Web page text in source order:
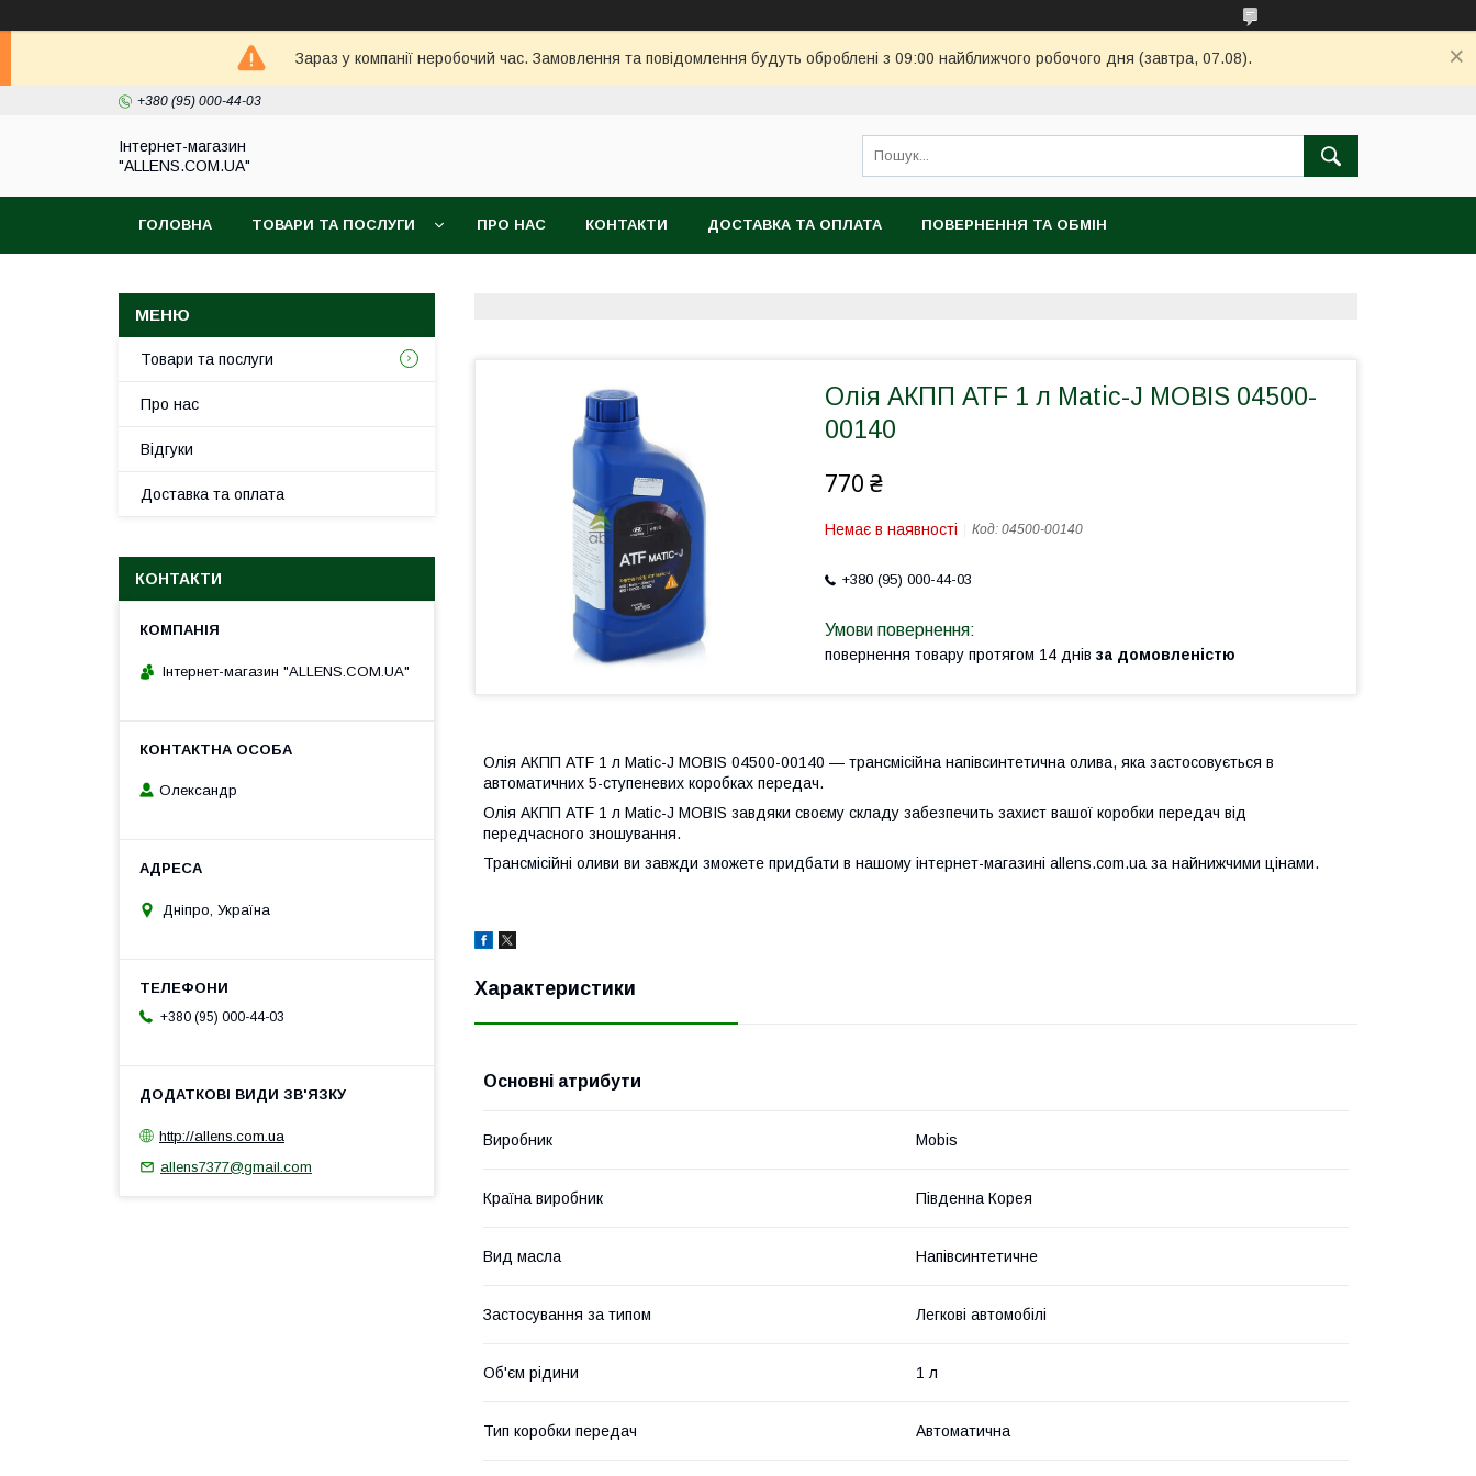
Зараз у компанії неробочий час. Замовлення та повідомлення будуть оброблені з 09:00 найближчого робочого дня (завтра, 07.08).
+380 (95) 000-44-03
Інтернет-магазин
"ALLENS.COM.UA"
ГОЛОВНА ТОВАРИ ТА ПОСЛУГИ ПРО НАС КОНТАКТИ ДОСТАВКА ТА ОПЛАТА ПОВЕРНЕННЯ ТА ОБМІН
Олія АКПП ATF 1 л Matic-J MOBIS 04500-
00140
770 ₴
Немає в наявності Код: 04500-00140
+380 (95) 000-44-03
повернення товару протягом 14 днів за домовленістю
Олія АКПП ATF 1 л Matic-J MOBIS 04500-00140 — трансмісійна напівсинтетична олива, яка застосовується в
автоматичних 5-ступеневих коробках передач.
Олія АКПП ATF 1 л Matic-J MOBIS завдяки своєму складу забезпечить захист вашої коробки передач від
передчасного зношування.
Трансмісійні оливи ви завжди зможете придбати в нашому інтернет-магазині allens.com.ua за найнижчими цінами.
Характеристики
Основні атрибути
Виробник Mobis
Країна виробник Південна Корея
Вид масла Напівсинтетичне
Застосування за типом Легкові автомобілі
Об'єм рідини 1 л
Тип коробки передач Автоматична
Товари та послуги
Про нас
Відгуки
Доставка та оплата
КОНТАКТИ
Інтернет-магазин "ALLENS.COM.UA"
Олександр
Дніпро, Україна
+380 (95) 000-44-03
http://allens.com.ua
allens7377@gmail.com